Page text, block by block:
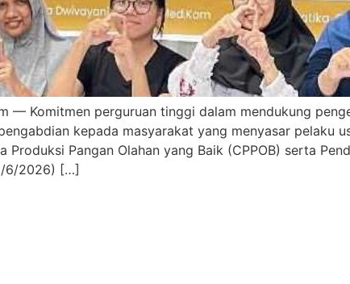
— Komitmen perguruan tinggi dalam mendukung
kepada masyarakat yang menyasar pelaku
Produksi Pangan Olahan yang Baik (CPPOB) serta
6/2026) […]